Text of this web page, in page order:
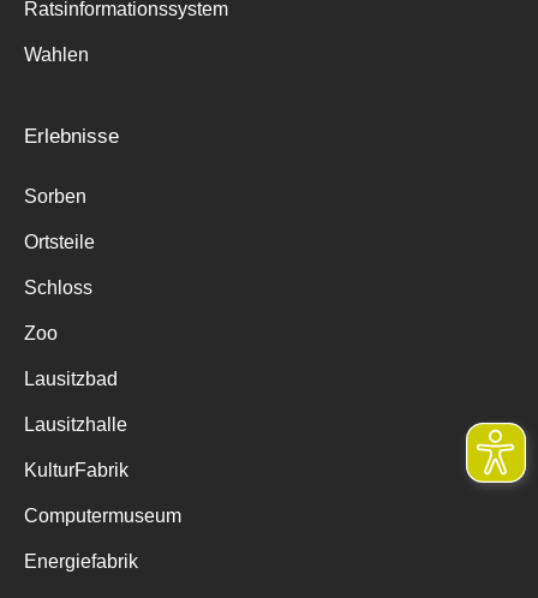
Ratsinformationssystem
Wahlen
Erlebnisse
Sorben
Ortsteile
Schloss
Zoo
Lausitzbad
Lausitzhalle
KulturFabrik
Computermuseum
Energiefabrik